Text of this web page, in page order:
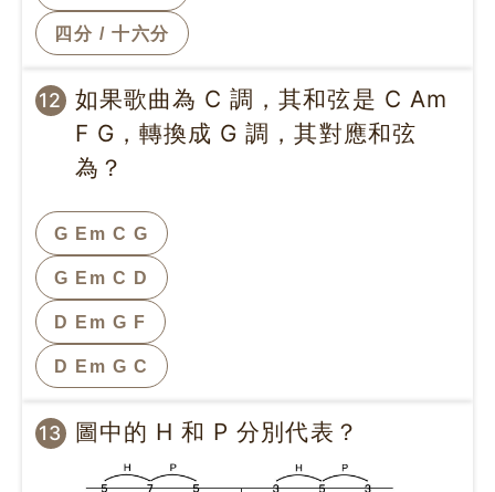
四分 / 十六分
12
如果歌曲為 C 調，其和弦是 C Am
F G，轉換成 G 調，其對應和弦
為？
G Em C G
G Em C D
D Em G F
D Em G C
13 圖中的 H 和 P 分別代表？